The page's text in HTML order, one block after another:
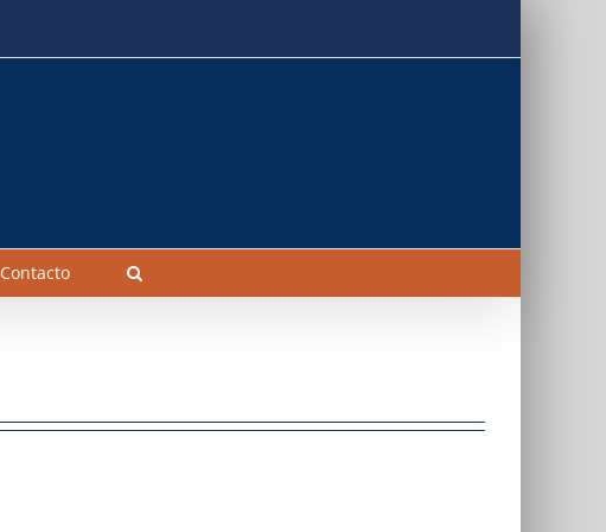
Contacto